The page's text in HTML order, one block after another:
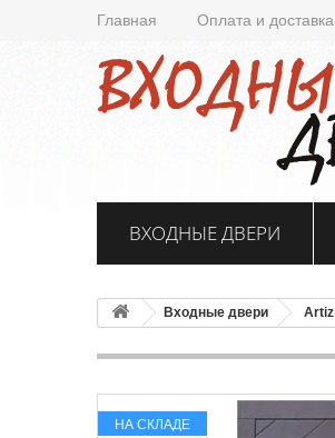
Главная Оплата и доставка
ВХОДНЫЕ ДВЕРИ
Входные двери Artiz
НА СКЛАДЕ